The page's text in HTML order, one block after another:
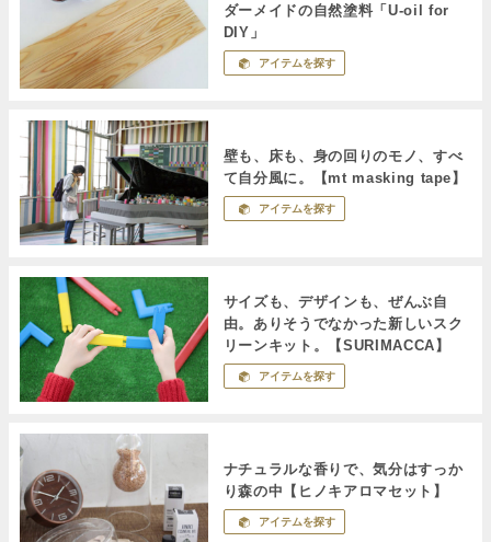
ダーメイドの自然塗料「U-oil for
DIY」
アイテムを探す
壁も、床も、身の回りのモノ、すべ
て自分風に。【mt masking tape】
アイテムを探す
サイズも、デザインも、ぜんぶ自
由。ありそうでなかった新しいスク
リーンキット。【SURIMACCA】
アイテムを探す
ナチュラルな香りで、気分はすっか
り森の中【ヒノキアロマセット】
アイテムを探す